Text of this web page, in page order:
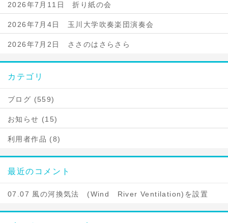
2026年7月11日 折り紙の会
2026年7月4日 玉川大学吹奏楽団演奏会
2026年7月2日 ささのはさらさら
カテゴリ
ブログ (559)
お知らせ (15)
利用者作品 (8)
最近のコメント
07.07 風の河換気法 (Wind River Ventilation)を設置